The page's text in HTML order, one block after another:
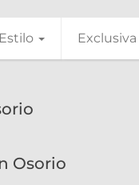
Estilo Exclusiva